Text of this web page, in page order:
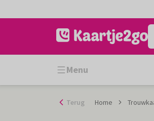
naar
Menu
Terug Home